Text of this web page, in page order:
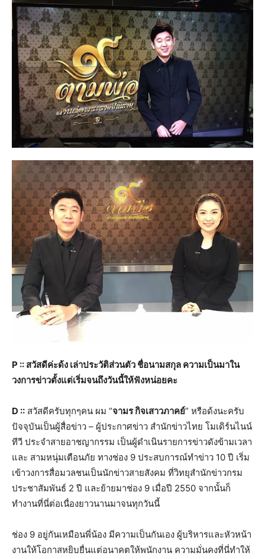
P :: สวัสดีค่ะด้ง เล่าประวัติส่วนตัว ชื่อนามสกุล ความเป็นมาใน
วงการข่าวตั้งแต่เริ่มจนถึงวันนี้ให้ฟังหน่อยคะ
D :: สวัสดีครับทุกๆคน ผม “จามร กิจเสาวภาคย์” หรือด้งนะครับ
ปัจจุบันเป็นผู้สื่อข่าว – ผู้ประกาศข่าว สำนักข่าวไทย โมเดิร์นไนน์
ทีวี ประจำสายอาชญากรรม เป็นผู้ดำเนินรายการข่าวดังข้ามเวลา
และ สามหนุ่มเตือนภัย ทางช่อง 9 ประสบการณ์ทำข่าว 10 ปี เริ่ม
เข้าวงการสื่อมวลชนเป็นนักข่าวสายสังคม ที่วิทยุสำนักข่าวกรม
ประชาสัมพันธ์ 2 ปี และย้ายมาช่อง 9 เมื่อปี 2550 จากนั้นก็
ทำงานที่นี่ต่อเนื่องยาวนานมาจนทุกวันนี้
ช่อง 9 อยู่กันเหมือนพี่น้อง มีความเป็นกันเอง ผู้บริหารและหัวหน้า
งานให้โอกาสหยิบยื่นแต่อนาคตให้พนักงาน ความมั่นคงที่นี่ทำให้